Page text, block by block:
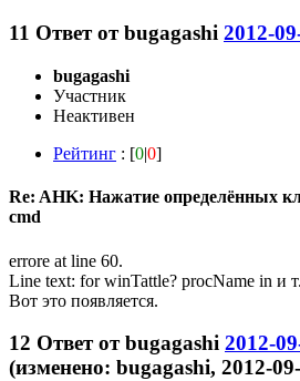
11 Ответ отbugagashi 2012-
bugagashi
Участник
Неактивен
Рейтинг : [0|0]
Re: AHK: Нажатие определённых
cmd
errore at line 60.
Line text: for winTattle? procName in и
Вот это появляется.
12 Ответ отbugagashi 2012-
(изменено: bugagashi, 2012-